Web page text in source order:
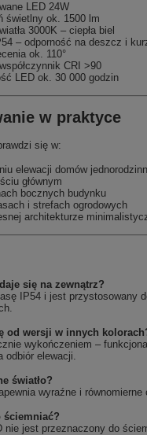
LED 24W
świetlny ok. 1500 lm
3000K – ciepła biel
– odporność na deszcz i
ok. 110°
CRI >90
LED ok. 30 000 godzin
w praktyce
się w:
elewacji domów
głównym
bocznych budynku
i strefach ogrodowych
architekturze
się na zewnątrz?
IP54 i jest przystosowany
od wersji w innych
wykończeniem –
odbiór elewacji.
światło?
wyraźne i równomierne
ściemniać?
nie jest przeznaczony do